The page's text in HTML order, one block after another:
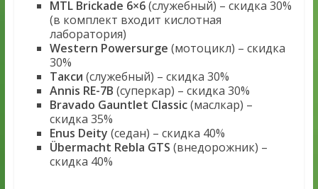
MTL Brickade 6×6(служебный) – скидка 30%
(в комплект входит кислотная
лаборатория)
Western Powersurge (мотоцикл) – скидка
30%
Такси (служебный) – скидка 30%
Annis RE-7B (суперкар) – скидка 30%
Bravado Gauntlet Classic(маслкар) –
скидка 35%
Enus Deity (седан) – скидка 40%
Übermacht Rebla GTS (внедорожник) –
скидка 40%